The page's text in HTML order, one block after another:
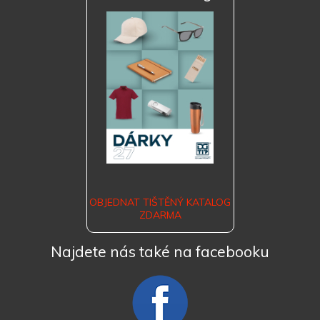
OBJEDNAT TIŠTĚNÝ KATALOG
ZDARMA
Najdete nás také na facebooku